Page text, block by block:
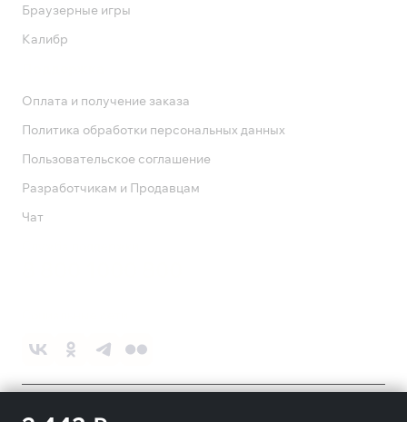
Браузерные игры
Калибр
Оплата и получение заказа
Политика обработки персональных данных
Пользовательское соглашение
Разработчикам и Продавцам
Чат
©2026 ПАО «Ростелеком»